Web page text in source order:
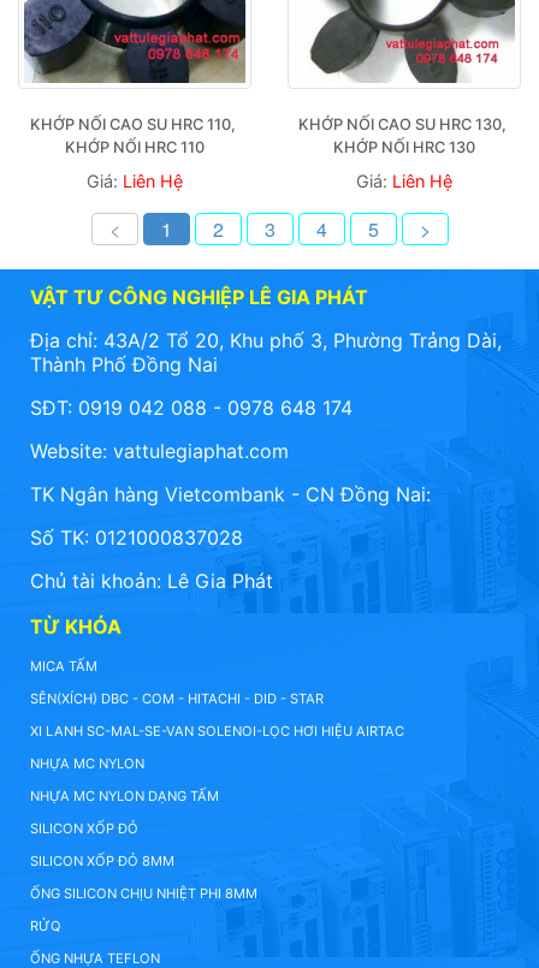
KHỚP NỐI CAO SU HRC 110,
KHỚP NỐI HRC 110
Giá: Liên Hệ
KHỚP NỐI CAO SU HRC 130,
KHỚP NỐI HRC 130
Giá: Liên Hệ
< 1 2 3 4 5 >
VẬT TƯ CÔNG NGHIỆP LÊ GIA PHÁT
Địa chỉ: 43A/2 Tổ 20, Khu phố 3, Phường Trảng Dài,
Thành Phố Đồng Nai
SĐT: 0919 042 088 - 0978 648 174
Website: vattulegiaphat.com
TK Ngân hàng Vietcombank - CN Đồng Nai:
Số TK: 0121000837028
Chủ tài khoản: Lê Gia Phát
TỪ KHÓA
MICA TẤM
SÊN(XÍCH) DBC - COM - HITACHI - DID - STAR
XI LANH SC-MAL-SE-VAN SOLENOI-LỌC HƠI HIỆU AIRTAC
NHỰA MC NYLON
NHỰA MC NYLON DẠNG TẤM
SILICON XỐP ĐỎ
SILICON XỐP ĐỎ 8MM
ỐNG SILICON CHỊU NHIỆT PHI 8MM
RỬQ
ỐNG NHỰA TEFLON